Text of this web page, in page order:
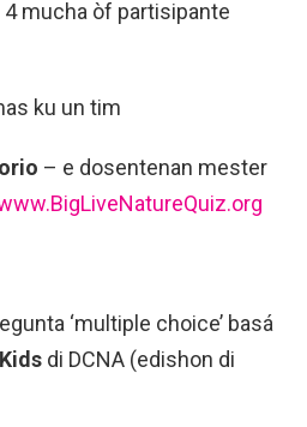
mucha òf partisipante
ku un tim
– e dosentenan mester
‘multiple choice’ basá
di DCNA (edishon di